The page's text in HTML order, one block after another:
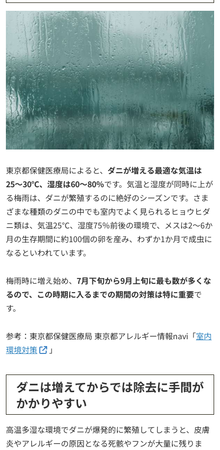
東京都保健医療局によると、 ダニが増える最適な気温は
25〜30℃、湿度は60～80％です。気温と湿度が同時に上が
る梅雨は、ダニが繁殖するのに絶好のシーズンです。さま
ざまな種類のダニの中でも室内でよく見られるヒョウヒダ
ニ類は、気温25℃、湿度75％前後の環境で、メスは2～6か
月の生存期間に約100個の卵を産み、わずか1か月で成虫に
なるといわれています。
梅雨時に増え始め、 7月下旬から9月上旬に最も数が多くな
るので、この時期に入るまでの期間の対策は特に重要で
す。
参考：東京都保健医療局 東京都アレルギー情報navi「室内
環境対策
」
ダニは増えてからでは除去に手間が
かかりやすい
高温多湿な環境でダニが爆発的に繁殖してしまうと、皮膚
炎やアレルギーの原因となる死骸やフンが大量に残りま